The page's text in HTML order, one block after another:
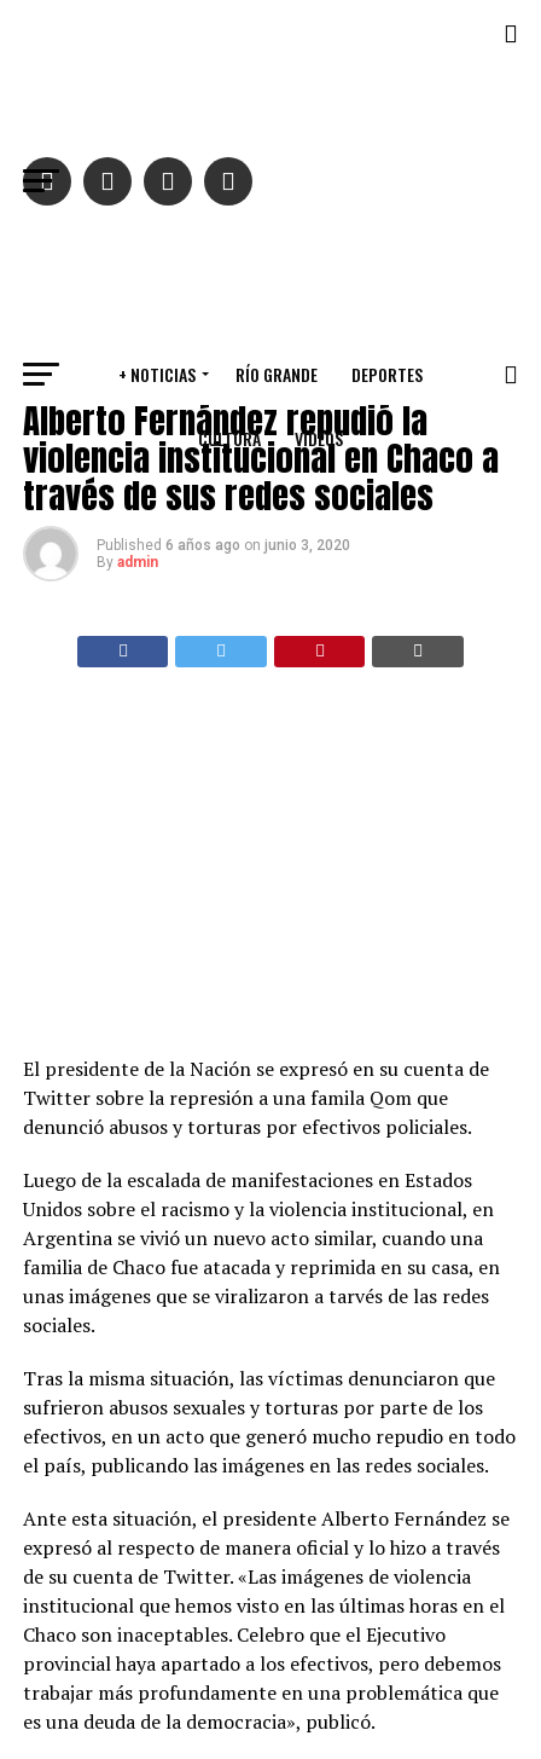
+ NOTICIAS RÍO GRANDE DEPORTES
CULTURA VIDEOS
VARIOS
Alberto Fernández repudió la
violencia institucional en Chaco a
través de sus redes sociales
Published 6 años ago on junio 3, 2020
By admin
El presidente de la Nación se expresó en su cuenta de
Twitter sobre la represión a una famila Qom que
denunció abusos y torturas por efectivos policiales.
Luego de la escalada de manifestaciones en Estados
Unidos sobre el racismo y la violencia institucional, en
Argentina se vivió un nuevo acto similar, cuando una
familia de Chaco fue atacada y reprimida en su casa, en
unas imágenes que se viralizaron a tarvés de las redes
sociales.
Tras la misma situación, las víctimas denunciaron que
sufrieron abusos sexuales y torturas por parte de los
efectivos, en un acto que generó mucho repudio en todo
el país, publicando las imágenes en las redes sociales.
Ante esta situación, el presidente Alberto Fernández se
expresó al respecto de manera oficial y lo hizo a través
de su cuenta de Twitter. «Las imágenes de violencia
institucional que hemos visto en las últimas horas en el
Chaco son inaceptables. Celebro que el Ejecutivo
provincial haya apartado a los efectivos, pero debemos
trabajar más profundamente en una problemática que
es una deuda de la democracia», publicó.